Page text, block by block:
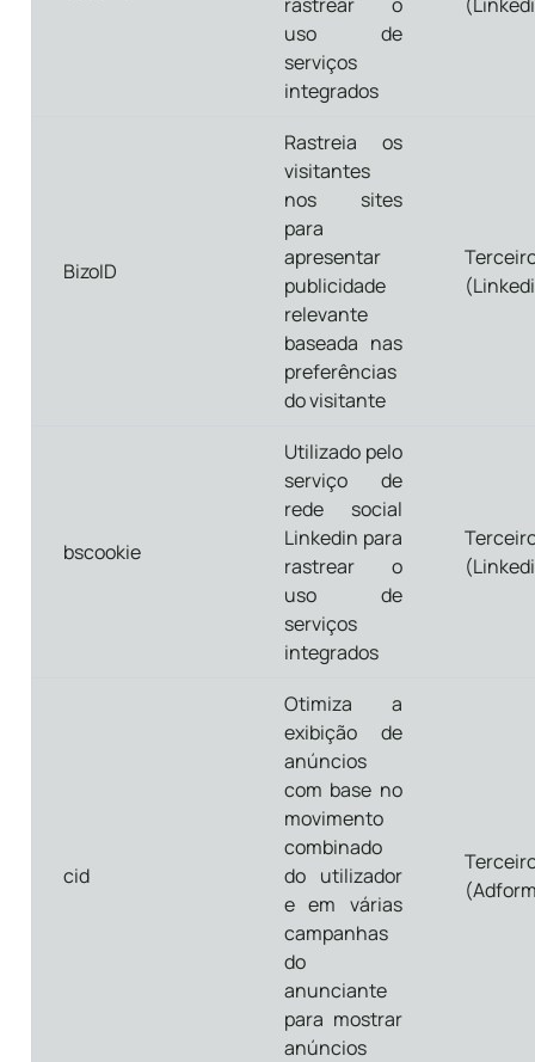
uso de
serviços
integrados
BizoID
Rastreia os
visitantes
nos sites
para
apresentar
publicidade
relevante
baseada nas
preferências
do visitante
bscookie
Utilizado pelo
serviço de
rede social
Linkedin para
rastrear o
uso de
serviços
integrados
cid
Otimiza a
exibição de
anúncios
com base no
movimento
combinado
do utilizador
e em várias
campanhas
do
anunciante
para mostrar
anúncios